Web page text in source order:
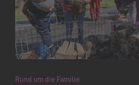
Rund um die Familie